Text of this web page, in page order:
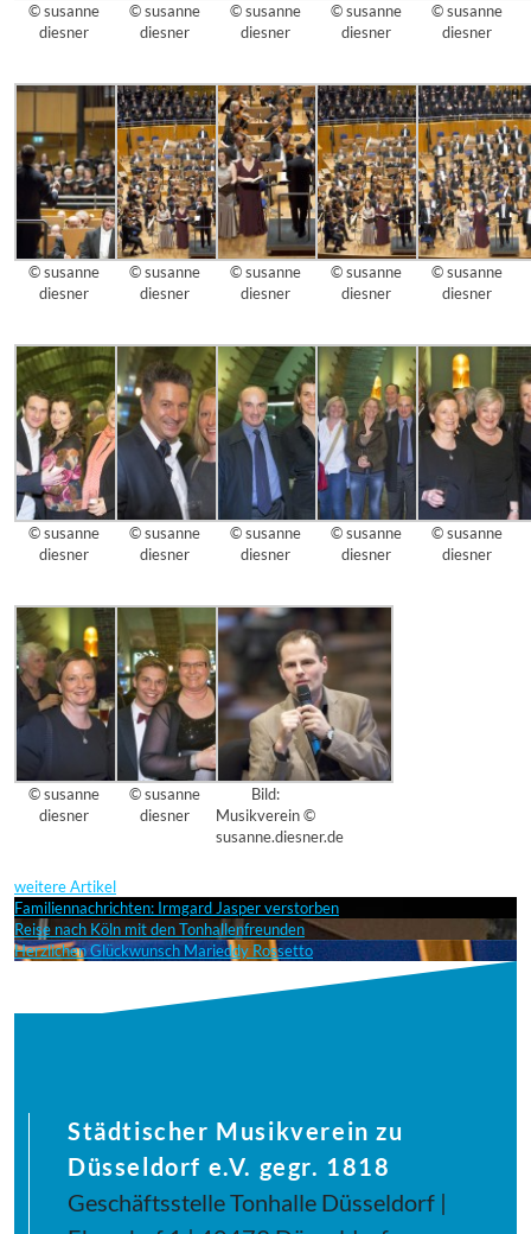
© susanne
diesner
© susanne
diesner
© susanne
diesner
© susanne
diesner
© susanne
diesner
© susanne
diesner
© susanne
diesner
© susanne
diesner
© susanne
diesner
© susanne
diesner
© susanne
diesner
© susanne
diesner
© susanne
diesner
© susanne
diesner
© susanne
diesner
© susanne
diesner
© susanne
diesner
Bild:
Musikverein ©
susanne.diesner.de
weitere Artikel
Familiennachrichten: Irmgard Jasper verstorben
Reise nach Köln mit den Tonhallenfreunden
Herzlichen Glückwunsch Marieddy Rossetto
Städtischer Musikverein zu
Düsseldorf e.V. gegr. 1818
Geschäftsstelle Tonhalle Düsseldorf |